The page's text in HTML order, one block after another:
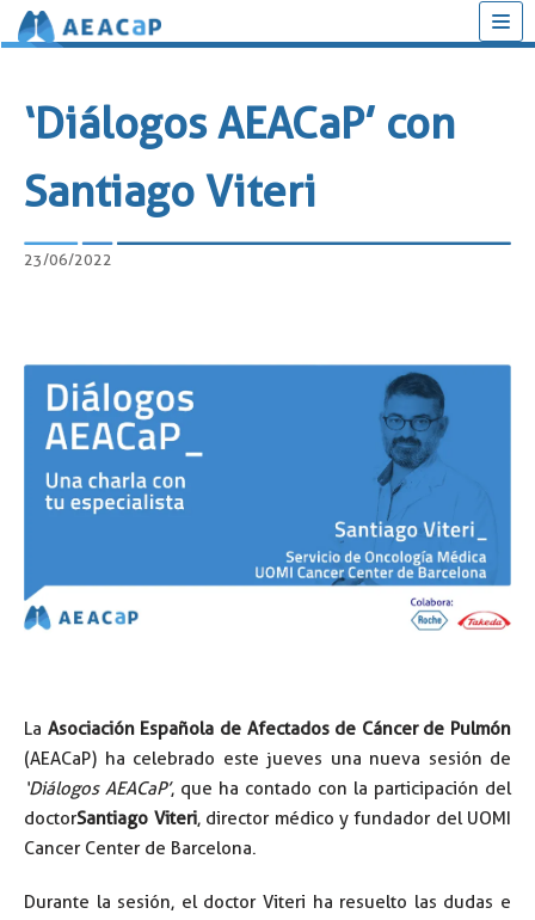
contenido
‘Diálogos AEACaP’ con
Santiago Viteri
23/06/2022
La Asociación Española de Afectados de Cáncer de Pulmón
(AEACaP) ha celebrado este jueves una nueva sesión de
‘Diálogos AEACaP’, que ha contado con la participación del
doctorSantiago Viteri, director médico y fundador del UOMI
Cancer Center de Barcelona.
Durante la sesión, el doctor Viteri ha resuelto las dudas e